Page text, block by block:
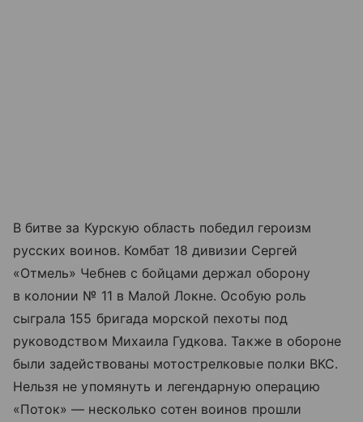
В битве за Курскую область победил героизм
русских воинов. Комбат 18 дивизии Сергей
«Отмель» Чебнев с бойцами держал оборону
в колонии № 11 в Малой Локне. Особую роль
сыграла 155 бригада морской пехоты под
руководством Михаила Гудкова. Также в обороне
были задействованы мотострелковые полки ВКС.
Нельзя не упомянуть и легендарную операцию
«Поток» — несколько сотен воинов прошли